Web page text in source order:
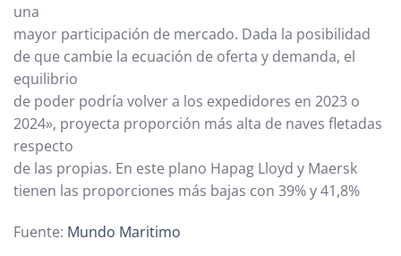
una
mayor participación de mercado. Dada la posibilidad
de que cambie la ecuación de oferta y demanda, el
equilibrio
de poder podría volver a los expedidores en 2023 o
2024», proyecta proporción más alta de naves fletadas
respecto
de las propias. En este plano Hapag Lloyd y Maersk
tienen las proporciones más bajas con 39% y 41,8%
Fuente: Mundo Maritimo